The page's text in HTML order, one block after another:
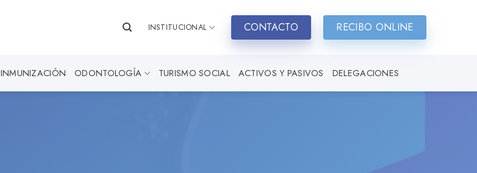
INSTITUCIONAL CONTACTO RECIBO ONLINE
INMUNIZACIÓN ODONTOLOGÍA TURISMO SOCIAL ACTIVOS Y PASIVOS DELEGACIONES